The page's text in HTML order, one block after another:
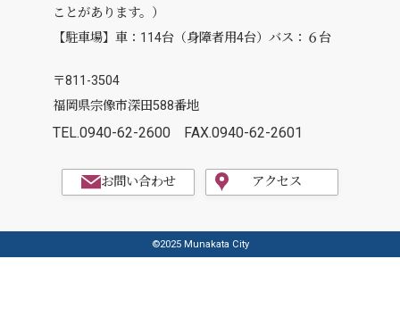
ことがあります。）
【駐車場】車：114台（身障者用4台）バス：６台
〒811-3504
福岡県宗像市深田588番地
TEL.0940-62-2600 FAX.0940-62-2601
お問い合わせ アクセス
©2025 Munakata City